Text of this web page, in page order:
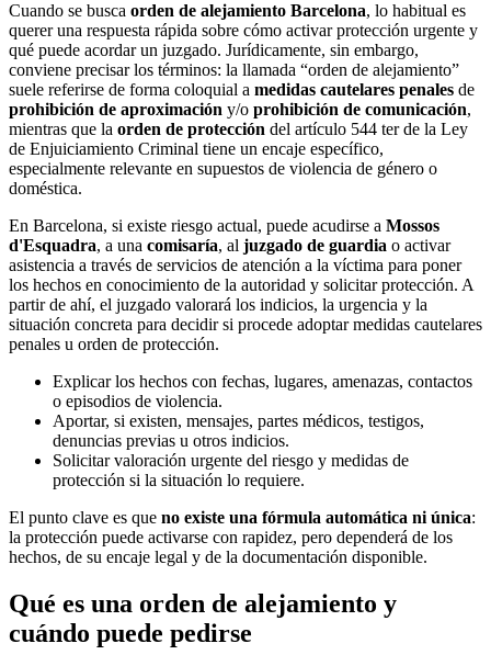
Cuando se busca orden de alejamiento Barcelona, lo habitual es
querer una respuesta rápida sobre cómo activar protección urgente y
qué puede acordar un juzgado. Jurídicamente, sin embargo,
conviene precisar los términos: la llamada “orden de alejamiento”
suele referirse de forma coloquial a medidas cautelares penales de
prohibición de aproximación y/o prohibición de comunicación,
mientras que la orden de protección del artículo 544 ter de la Ley
de Enjuiciamiento Criminal tiene un encaje específico,
especialmente relevante en supuestos de violencia de género o
doméstica.
En Barcelona, si existe riesgo actual, puede acudirse a Mossos
d'Esquadra, a una comisaría, al juzgado de guardia o activar
asistencia a través de servicios de atención a la víctima para poner
los hechos en conocimiento de la autoridad y solicitar protección. A
partir de ahí, el juzgado valorará los indicios, la urgencia y la
situación concreta para decidir si procede adoptar medidas cautelares
penales u orden de protección.
Explicar los hechos con fechas, lugares, amenazas, contactos
o episodios de violencia.
Aportar, si existen, mensajes, partes médicos, testigos,
denuncias previas u otros indicios.
Solicitar valoración urgente del riesgo y medidas de
protección si la situación lo requiere.
El punto clave es que no existe una fórmula automática ni única:
la protección puede activarse con rapidez, pero dependerá de los
hechos, de su encaje legal y de la documentación disponible.
Qué es una orden de alejamiento y
cuándo puede pedirse